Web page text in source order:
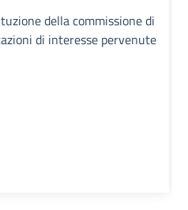
della commissione di
di interesse pervenute